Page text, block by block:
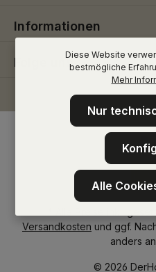
Informationen
Folge uns
© 2026
Versandkosten und ggf.
anders
Diese Website
bestmögliche
Mehr
Nur
Alle